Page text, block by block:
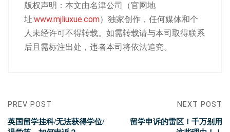
版权声明：本文由名津公司（官网地
址:www.mjliuxue.com）独家创作，任何媒体和个
人未经许可不得转载。如需转载请与本司取得联系
后且需标注出处，违者本司将依法追究。
PREV POST
英国留学挂科/无法获得学位/
NEXT POST
留学申诉的雷区！千万别用